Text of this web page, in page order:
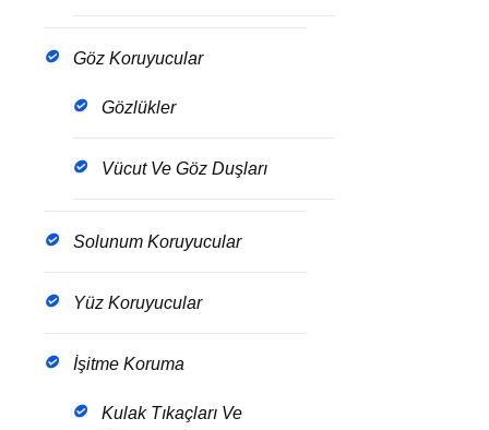
Göz Koruyucular
Gözlükler
Vücut Ve Göz Duşları
Solunum Koruyucular
Yüz Koruyucular
İşitme Koruma
Kulak Tıkaçları Ve